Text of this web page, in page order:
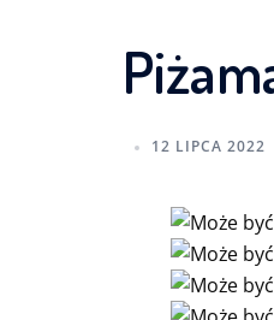
12 LIPCA 2022